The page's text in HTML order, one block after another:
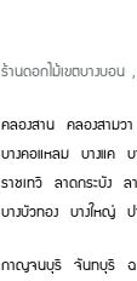
ร้านดอกไม้เขตบางบอน ,
คลองสาน คลองสามวา
บางคอแหลม บางแค
ราชเทวี ลาดกระบัง ล
บางบัวทอง บางใหญ่
กาญจนบุรี จันทบุรี